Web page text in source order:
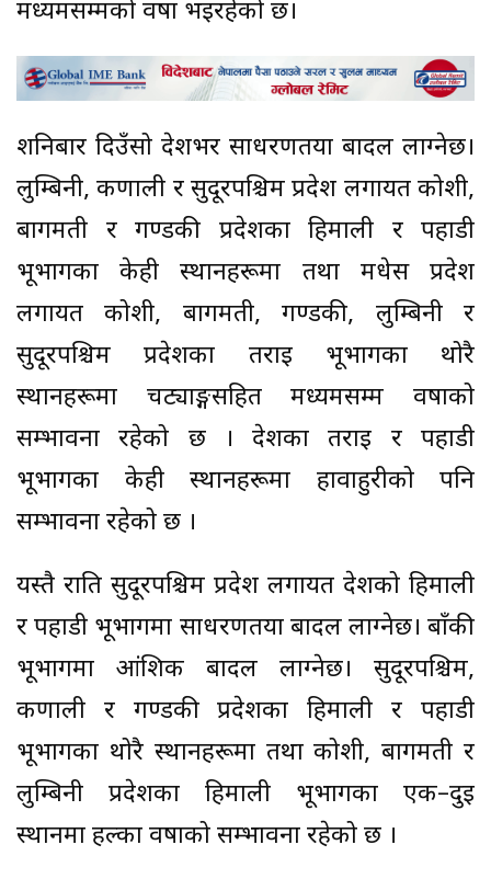
मध्यमसम्मको वर्षा भइरहेको छ।
शनिबार दिउँसो देशभर साधरणतया बादल लाग्नेछ।
लुम्बिनी, कर्णाली र सुदूरपश्चिम प्रदेश लगायत कोशी,
बागमती र गण्डकी प्रदेशका हिमाली र पहाडी
भूभागका केही स्थानहरूमा तथा मधेस प्रदेश
लगायत कोशी, बागमती, गण्डकी, लुम्बिनी र
सुदूरपश्चिम प्रदेशका तराई भूभागका थोरै
स्थानहरूमा चट्याङ्गसहित मध्यमसम्म वर्षाको
सम्भावना रहेको छ । देशका तराई र पहाडी
भूभागका केही स्थानहरूमा हावाहुरीको पनि
सम्भावना रहेको छ ।
यस्तै राति सुदूरपश्चिम प्रदेश लगायत देशको हिमाली
र पहाडी भूभागमा साधरणतया बादल लाग्नेछ। बाँकी
भूभागमा आंशिक बादल लाग्नेछ। सुदूरपश्चिम,
कर्णाली र गण्डकी प्रदेशका हिमाली र पहाडी
भूभागका थोरै स्थानहरूमा तथा कोशी, बागमती र
लुम्बिनी प्रदेशका हिमाली भूभागका एक–दुई
स्थानमा हल्का वर्षाको सम्भावना रहेको छ ।